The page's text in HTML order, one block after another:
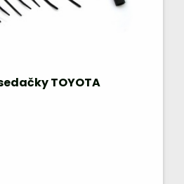
TOYOTA